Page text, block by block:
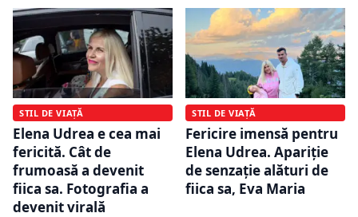
STIL DE VIAȚĂ
Elena Udrea e cea mai
fericită. Cât de
frumoasă a devenit
fiica sa. Fotografia a
devenit virală
STIL DE VIAȚĂ
Fericire imensă pentru
Elena Udrea. Apariție
de senzație alături de
fiica sa, Eva Maria